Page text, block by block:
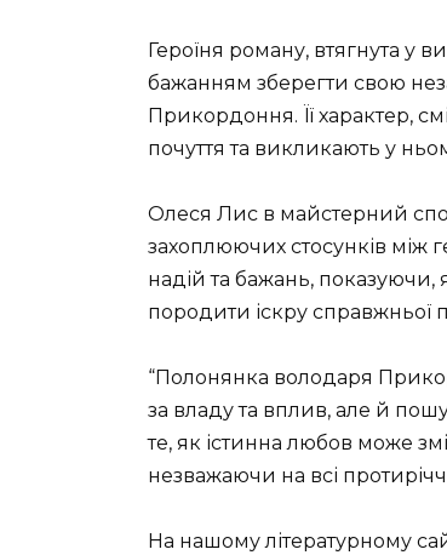
Героїня роману, втягнута у
бажанням зберегти свою
Прикордоння. Її характер,
почуття та викликають у
Олеся Лис в майстерний
захоплюючих стосунків між
надій та бажань, показуючи,
породити іскру справжньої
“Полонянка володаря
за владу та вплив, але й
те, як істинна любов може
незважаючи на всі
На нашому літературному